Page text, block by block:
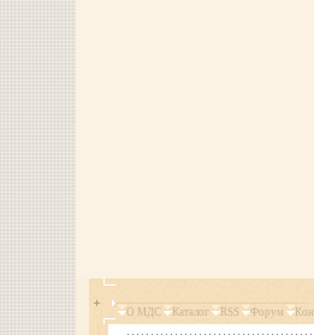
О МДС Каталог RSS Форум